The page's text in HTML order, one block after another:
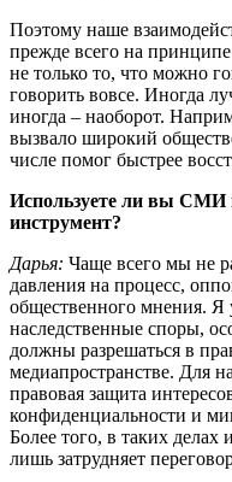
Поэтому наше
прежде всего на
не только то, что можно
говорить вовсе. Иногда
иногда – наоборот.
вызвало широкий
числе помог быстрее
Используете ли вы СМИ
инструмент?
Дарья: Чаще всего мы не
давления на процесс,
общественного мнения. Я
наследственные споры,
должны разрешаться в
медиапространстве. Для
правовая защита
конфиденциальности и
Более того, в таких
лишь затрудняет